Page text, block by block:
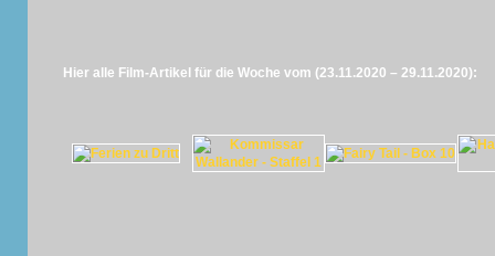
Hier alle Film-Artikel für die Woche vom (23.11.2020 – 29.11.2020):